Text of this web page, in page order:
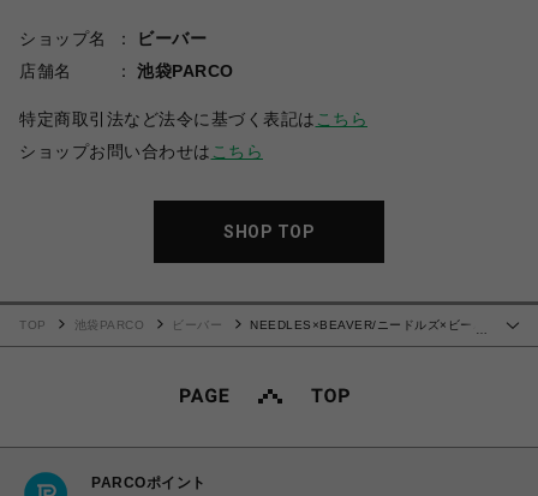
ショップ名
ビーバー
店舗名
池袋PARCO
特定商取引法など法令に基づく表記は こちら
ショップお問い合わせは こちら
SHOP TOP
TOP 池袋PARCO ビーバー
NEEDLES×BEAVER/ニードルズ×ビーバ
PARCOポイント